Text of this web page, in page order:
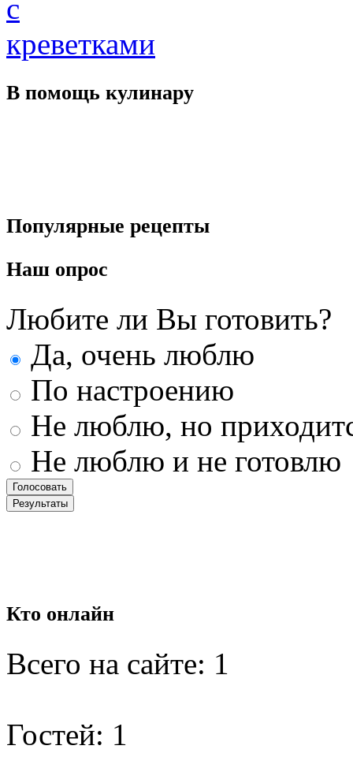
В помощь кулинару
Популярные рецепты
Наш опрос
Любите ли Вы готовить?
Да, очень люблю
По настроению
Не люблю, но
Не люблю и не готовлю
Кто онлайн
Всего на сайте: 1
Гостей: 1